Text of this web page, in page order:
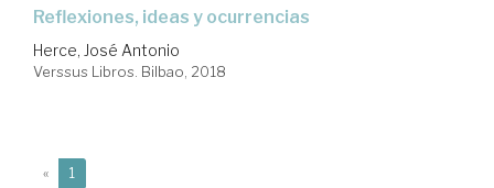
reflexiones, ideas y ocurrencias
Herce, José Antonio
Verssus Libros. Bilbao, 2018
« 1